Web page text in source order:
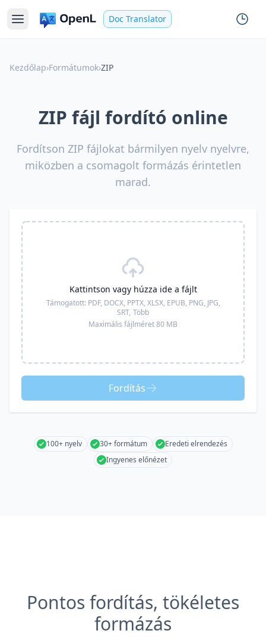
Doc Translator
Kezdőlap›Formátumok›ZIP
ZIP fájl fordító online
Fordítson ZIP fájlokat bármilyen nyelv nyelvre,
miközben a csomagolt formázás érintetlen
marad.
Kattintson vagy húzza ide a fájlt
Támogatott: PDF, DOCX, PPTX, XLSX, EPUB, PNG, JPG,
SRT, Több
Maximális fájlméret 80 MB
Fordítás
100+ nyelv 30+ formátum
Eredeti elrendezés
Ingyenes előnézet
Pontos fordítás, tökéletes
formázás